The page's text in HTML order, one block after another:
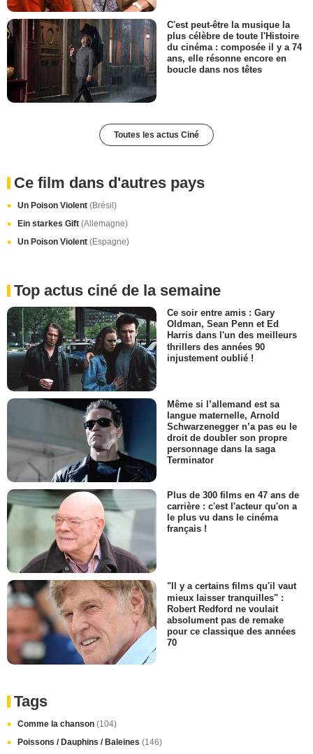
C'est peut-être la musique la
plus célèbre de toute l'Histoire
du cinéma : composée il y a 74
ans, elle résonne encore en
boucle dans nos têtes
Toutes les actus Ciné
Ce film dans d'autres pays
Un Poison Violent (Brésil)
Ein starkes Gift (Allemagne)
Un Poison Violent (Espagne)
Top actus ciné de la semaine
Ce soir entre amis : Gary
Oldman, Sean Penn et Ed
Harris dans l'un des meilleurs
thrillers des années 90
injustement oublié !
Même si l’allemand est sa
langue maternelle, Arnold
Schwarzenegger n’a pas eu le
droit de doubler son propre
personnage dans la saga
Terminator
Plus de 300 films en 47 ans de
carrière : c'est l'acteur qu'on a
le plus vu dans le cinéma
français !
"Il y a certains films qu'il vaut
mieux laisser tranquilles" :
Robert Redford ne voulait
absolument pas de remake
pour ce classique des années
70
Tags
Comme la chanson (104)
Poissons / Dauphins / Baleines (146)